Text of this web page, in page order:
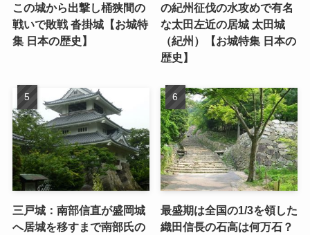
この城から出撃し桶狭間の
戦いで敗戦 沓掛城【お城特
集 日本の歴史】
の紀州征伐の水攻めで有名
な太田左近の居城 太田城
（紀州）【お城特集 日本の
歴史】
三戸城：南部信直が盛岡城
へ居城を移すまで南部氏の
最盛期は全国の1/3を領した
織田信長の石高は何万石？